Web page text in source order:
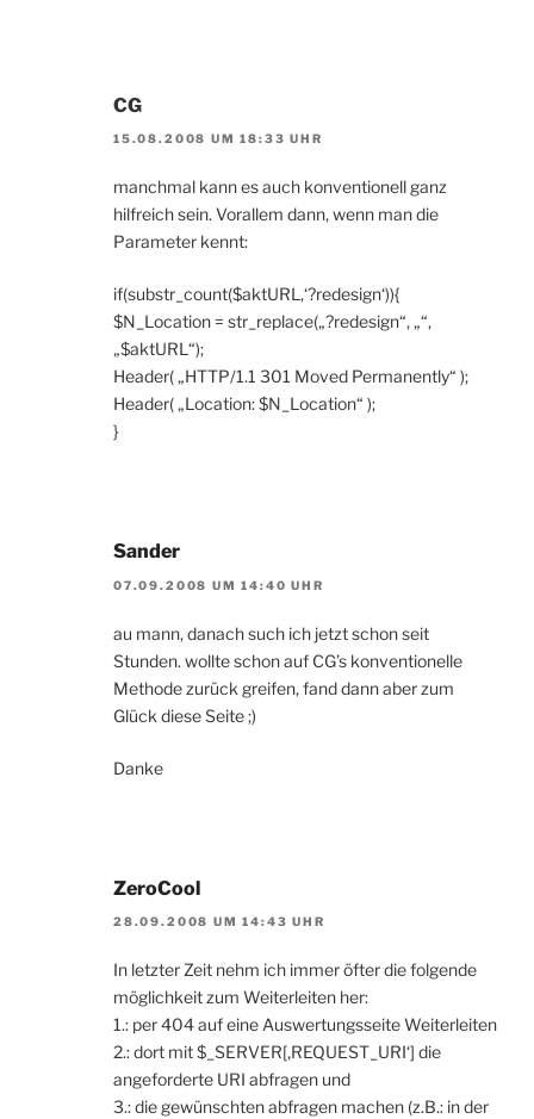
CG
15.08.2008 UM 18:33 UHR
manchmal kann es auch konventionell ganz
hilfreich sein. Vorallem dann, wenn man die
Parameter kennt:
if(substr_count($aktURL,‘?redesign‘)){
$N_Location = str_replace(„?redesign“, „“,
„$aktURL“);
Header( „HTTP/1.1 301 Moved Permanently“ );
Header( „Location: $N_Location“ );
}
Sander
07.09.2008 UM 14:40 UHR
au mann, danach such ich jetzt schon seit
Stunden. wollte schon auf CG’s konventionelle
Methode zurück greifen, fand dann aber zum
Glück diese Seite ;)
Danke
ZeroCool
28.09.2008 UM 14:43 UHR
In letzter Zeit nehm ich immer öfter die folgende
möglichkeit zum Weiterleiten her:
1.: per 404 auf eine Auswertungsseite Weiterleiten
2.: dort mit $_SERVER[‚REQUEST_URI‘] die
angeforderte URI abfragen und
3.: die gewünschten abfragen machen (z.B.: in der